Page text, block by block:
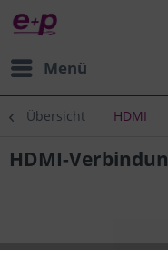
Menü
Übersicht HDMI
HDMI-